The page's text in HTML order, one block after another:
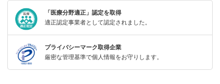
「医療分野適正」認定を取得
適正認定事業者として認定されました。
プライバシーマーク取得企業
厳密な管理基準で個人情報をお守りします。